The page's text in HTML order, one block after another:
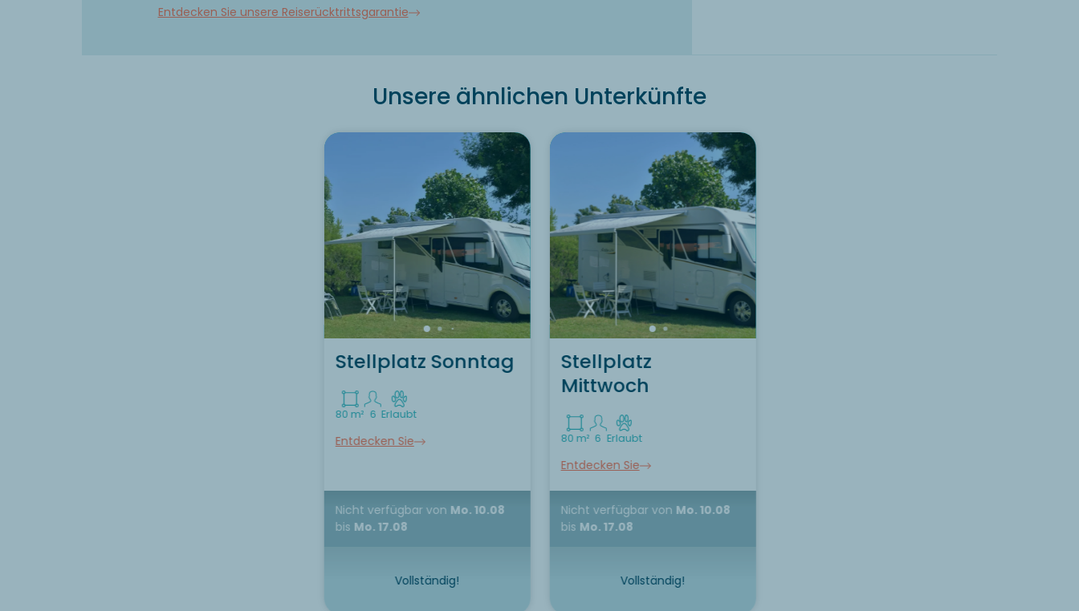
Entdecken Sie unsere Reiserücktrittsgarantie
Unsere ähnlichen Unterkünfte
Stellplatz Sonntag
80 m² 6 Erlaubt
Entdecken Sie
Nicht verfügbar von Mo. 10.08
bis Mo. 17.08
Vollständig!
Stellplatz
Mittwoch
80 m² 6 Erlaubt
Entdecken Sie
Nicht verfügbar von Mo. 10.08
bis Mo. 17.08
Vollständig!